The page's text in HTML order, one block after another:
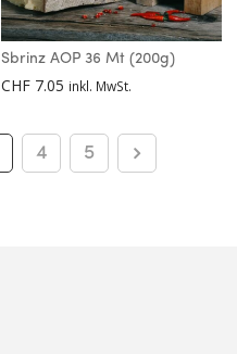
Sbrinz AOP 36 Mt (200g)
CHF 7.05 inkl. MwSt.
4 5